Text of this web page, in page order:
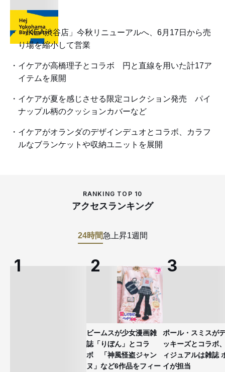
「IKEA渋谷店」今秋リニューアルへ、6月17日から売
り場を縮小して営業
イケアが高橋理子とコラボ 円と直線を用いた計17ア
イテムを展開
イケアが夏を感じさせる限定コレクション発売 パイ
ナップル柄のクッションカバーなど
イケアがオランダのデザインデュオとコラボ、カラフ
ルなブランケットや収納ユニットを展開
RANKING TOP 10
アクセスランキング
24時間急上昇1週間
ビームスが少女漫画雑
誌「りぼん」とコラ
ボ 「神風怪盗ジャン
ヌ」など6作品をフィー
ポール・スミスが
ッキーズとコラボ
ィジュアルは雑誌
イが担当